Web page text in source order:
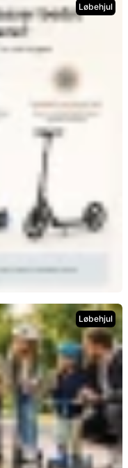
Løbehjul
på løbehjulLøbehjul